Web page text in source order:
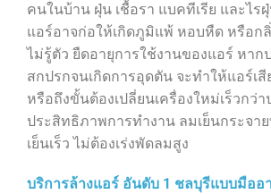
คนในบ้าน ฝุ่น เชื้อรา แบคทีเรีย และไร
แอร์อาจก่อให้เกิดภูมิแพ้ หอบหืด หรือก
ไม่รู้ตัว ยืดอายุการใช้งานของแอร์ หาก
สกปรกจนเกิดการอุดตัน จะทำให้แอร์เ
หรือถึงขั้นต้องเปลี่ยนเครื่องใหม่เร็วกว่า
ประสิทธิภาพการทำงาน ลมเย็นกระจา
เย็นเร็ว ไม่ต้องเร่งพัดลมสูง
บริการล้างแอร์ อันดับ 1 ชลบุรีแบบมืออ